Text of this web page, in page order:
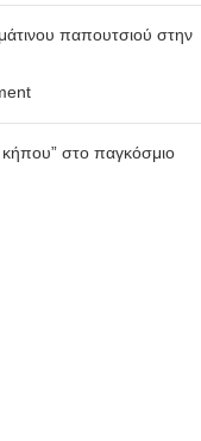
παπουτσιού στην
στο παγκόσμιο